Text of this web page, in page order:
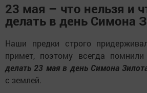
23 мая – что нельзя и
делать в день Симона
Наши предки строго
примет, поэтому всегда
делать 23 мая в день Симона
с землей.